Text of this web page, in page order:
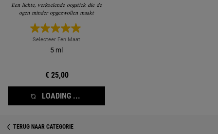
Een lichte, verkoelende oogstick die de
ogen minder opgezwollen maakt
Selecteer Een Maat
5 ml
€ 25,00
LOADING ...
TERUG NAAR CATEGORIE